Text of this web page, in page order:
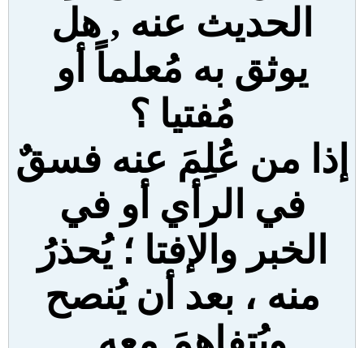
الحديث عنه , هل
يوثق به مُعلماً أو
مُفتيا ؟
إذا من عُلِمَ عنه فسقٌ
في الرأي أو في
الخبر والإفتا ؛ يُحذرُ
منه ، بعد أن يُنصح